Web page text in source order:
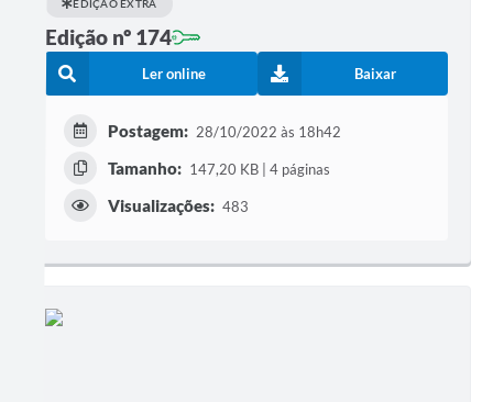
EDIÇÃO EXTRA
Edição nº 174
Ler online Baixar
Postagem: 28/10/2022 às 18h42
Tamanho: 147,20 KB | 4 páginas
Visualizações: 483